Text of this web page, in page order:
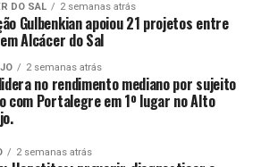
DO SAL 2 semanas atrás
Gulbenkian apoiou 21 projetos entre
Alcácer do Sal
2 semanas atrás
no rendimento mediano por sujeito
com Portalegre em 1º lugar no Alto
2 semanas atrás